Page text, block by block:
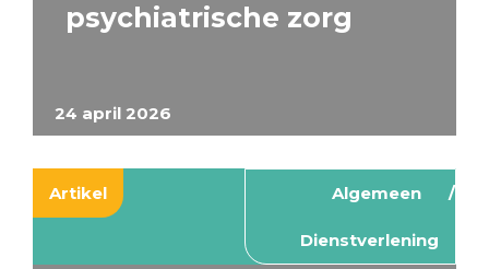
24 april 2026
psychiatrische zorg
Artikel Algemeen
Dienstverlening